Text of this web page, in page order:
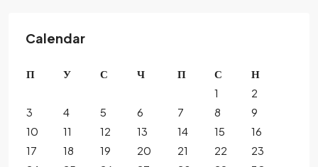
Calendar
П У С Ч П С
Н
1
2
3
4 5 6 7 8
9
10
11 12 13 14 15
16
17
18 19 20 21 22
23